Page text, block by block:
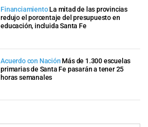
Financiamiento La mitad de las provincias
redujo el porcentaje del presupuesto en
educación, incluida Santa Fe
Acuerdo con Nación Más de 1.300 escuelas
primarias de Santa Fe pasarán a tener 25
horas semanales